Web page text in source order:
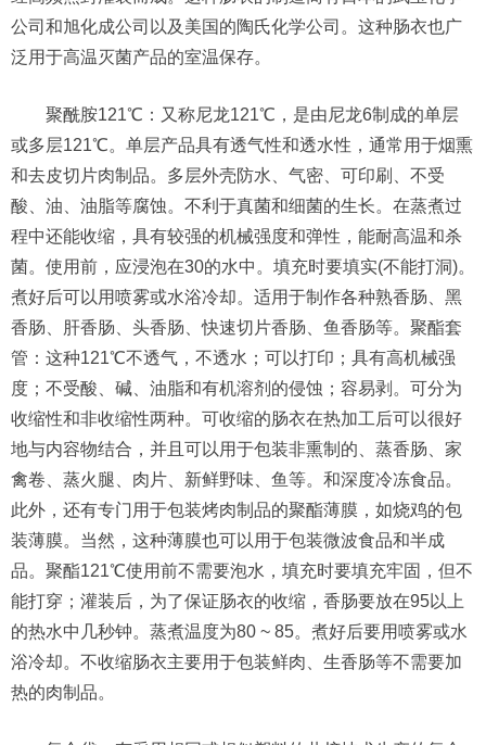
公司和旭化成公司以及美国的陶氏化学公司。这种肠衣也广
泛用于高温灭菌产品的室温保存。
聚酰胺121℃：又称尼龙121℃，是由尼龙6制成的单层
或多层121℃。单层产品具有透气性和透水性，通常用于烟熏
和去皮切片肉制品。多层外壳防水、气密、可印刷、不受
酸、油、油脂等腐蚀。不利于真菌和细菌的生长。在蒸煮过
程中还能收缩，具有较强的机械强度和弹性，能耐高温和杀
菌。使用前，应浸泡在30的水中。填充时要填实(不能打洞)。
煮好后可以用喷雾或水浴冷却。适用于制作各种熟香肠、黑
香肠、肝香肠、头香肠、快速切片香肠、鱼香肠等。聚酯套
管：这种121℃不透气，不透水；可以打印；具有高机械强
度；不受酸、碱、油脂和有机溶剂的侵蚀；容易剥。可分为
收缩性和非收缩性两种。可收缩的肠衣在热加工后可以很好
地与内容物结合，并且可以用于包装非熏制的、蒸香肠、家
禽卷、蒸火腿、肉片、新鲜野味、鱼等。和深度冷冻食品。
此外，还有专门用于包装烤肉制品的聚酯薄膜，如烧鸡的包
装薄膜。当然，这种薄膜也可以用于包装微波食品和半成
品。聚酯121℃使用前不需要泡水，填充时要填充牢固，但不
能打穿；灌装后，为了保证肠衣的收缩，香肠要放在95以上
的热水中几秒钟。蒸煮温度为80 ~ 85。煮好后要用喷雾或水
浴冷却。不收缩肠衣主要用于包装鲜肉、生香肠等不需要加
热的肉制品。